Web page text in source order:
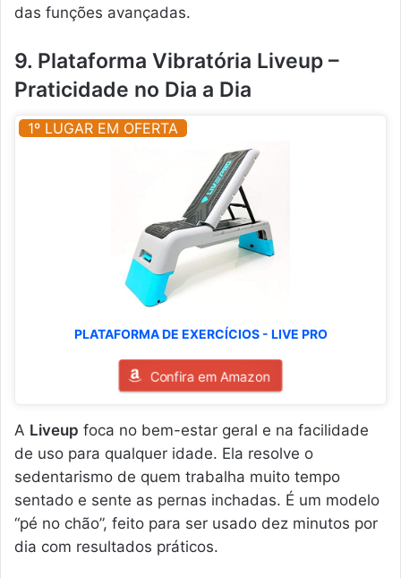
das funções avançadas.
9. Plataforma Vibratória Liveup –
Praticidade no Dia a Dia
1º LUGAR EM OFERTA
PLATAFORMA DE EXERCÍCIOS - LIVE PRO
Confira em Amazon
A Liveup foca no bem-estar geral e na facilidade
de uso para qualquer idade. Ela resolve o
sedentarismo de quem trabalha muito tempo
sentado e sente as pernas inchadas. É um modelo
“pé no chão”, feito para ser usado dez minutos por
dia com resultados práticos.